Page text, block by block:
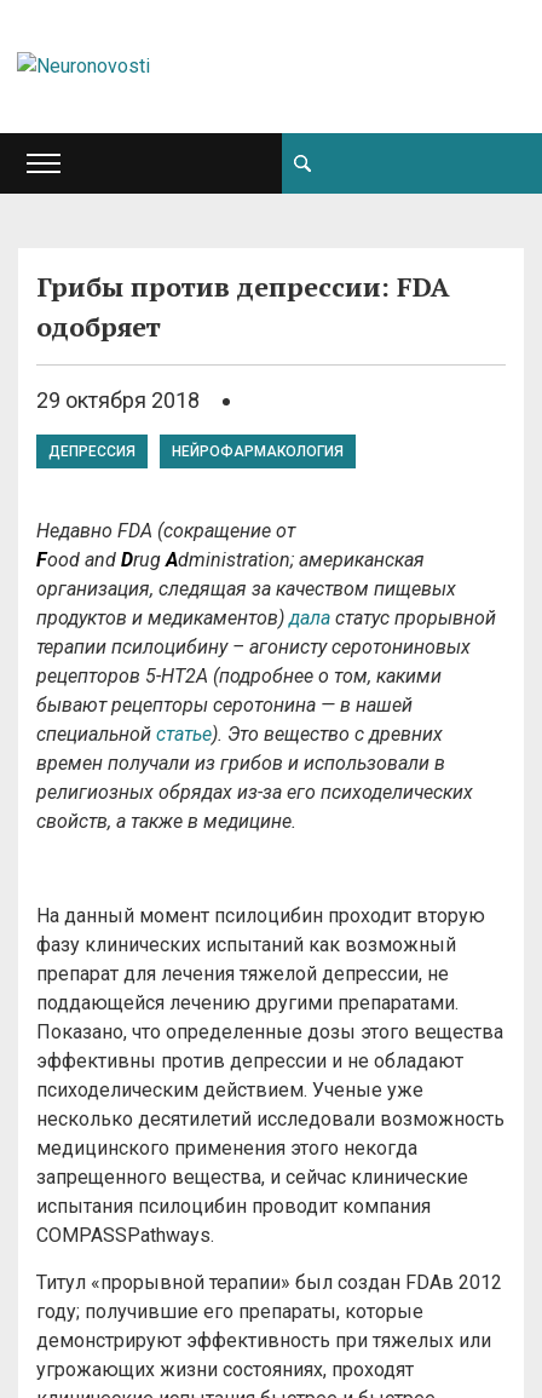
Грибы против депрессии: FDA
одобряет
29 октября 2018
ДЕПРЕССИЯ НЕЙРОФАРМАКОЛОГИЯ
Недавно FDA (сокращение от
Food and DrugAdministration; американская
организация, следящая за качеством пищевых
продуктов и медикаментов)дала статус прорывной
терапии псилоцибину – агонисту серотониновых
рецепторов 5-HT2A (подробнее о том, какими
бывают рецепторы серотонина — в нашей
специальной статье). Это вещество с древних
времен получали из грибов и использовали в
религиозных обрядах из-за его психоделических
свойств, а также в медицине.
На данный момент псилоцибин проходит вторую
фазу клинических испытаний как возможный
препарат для лечения тяжелой депрессии, не
поддающейся лечению другими препаратами.
Показано, что определенные дозы этого вещества
эффективны против депрессии и не обладают
психоделическим действием. Ученые уже
несколько десятилетий исследовали возможность
медицинского применения этого некогда
запрещенного вещества, и сейчас клинические
испытания псилоцибин проводит компания
COMPASSPathways.
Титул «прорывной терапии» был создан FDAв 2012
году; получившие его препараты, которые
демонстрируют эффективность при тяжелых или
угрожающих жизни состояниях, проходят